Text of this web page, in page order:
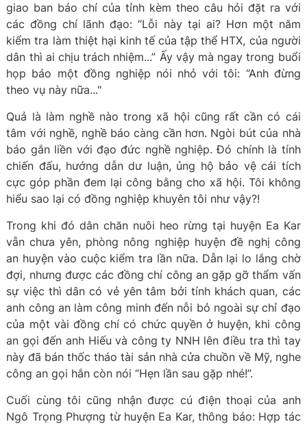
giao ban báo chí của tỉnh kèm theo câu hỏi đặt ra với
các đồng chí lãnh đạo: “Lỗi này tại ai? Hơn một năm
kiểm tra làm thiệt hại kinh tế của tập thể HTX, của người
dân thì ai chịu trách nhiệm...” Ấy vậy mà ngay trong buổi
họp báo một đồng nghiệp nói nhỏ với tôi: “Anh đừng
theo vụ này nữa..."
Quả là làm nghề nào trong xã hội cũng rất cần có cái
tâm với nghề, nghề báo càng cần hơn. Ngòi bút của nhà
báo gắn liền với đạo đức nghề nghiệp. Đó chính là tính
chiến đấu, hướng dẫn dư luận, ủng hộ bảo vệ cái tích
cực góp phần đem lại công bằng cho xã hội. Tôi không
hiểu sao lại có đồng nghiệp khuyên tôi như vậy?!
Trong khi đó dân chăn nuôi heo rừng tại huyện Ea Kar
vẫn chưa yên, phòng nông nghiệp huyện đề nghị công
an huyện vào cuộc kiểm tra lần nữa. Dẫn lại lo lắng chờ
đợi, nhưng được các đồng chí công an gặp gỡ thẩm vấn
sự việc thì dân có vẻ yên tâm bởi tính khách quan, các
anh công an làm công minh đến nỗi bỏ ngoài sự chỉ đạo
của một vài đồng chí có chức quyền ở huyện, khi công
an gọi đến anh Hiếu và công ty NNH lên điều tra thì tay
này đã bán thốc tháo tài sản nhà cửa chuồn về Mỹ, nghe
công an gọi hắn còn nói “Hẹn lần sau gặp nhé!”.
Cuối cùng tôi cũng nhận được cú điện thoại của anh
Ngô Trọng Phượng từ huyện Ea Kar, thông báo: Hợp tác